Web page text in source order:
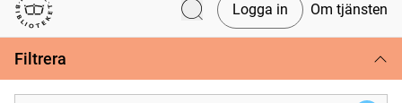
Svenska tidningar
Logga in Om tjänsten
Filtrera